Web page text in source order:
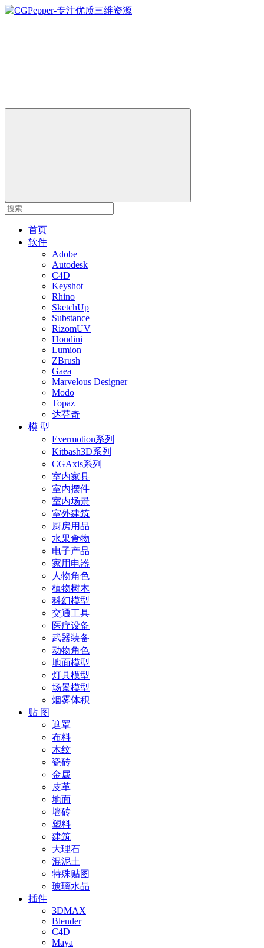
首页
软件
Adobe
Autodesk
C4D
Keyshot
Rhino
SketchUp
Substance
RizomUV
Houdini
Lumion
ZBrush
Gaea
Marvelous Designer
Modo
Topaz
达芬奇
模 型
Evermotion系列
Kitbash3D系列
CGAxis系列
室内家具
室内摆件
室内场景
室外建筑
厨房用品
水果食物
电子产品
家用电器
人物角色
植物树木
科幻模型
交通工具
医疗设备
武器装备
动物角色
地面模型
灯具模型
场景模型
烟雾体积
贴 图
遮罩
布料
木纹
瓷砖
金属
皮革
地面
墙砖
塑料
建筑
大理石
混泥土
特殊贴图
玻璃水晶
插件
3DMAX
Blender
C4D
Maya